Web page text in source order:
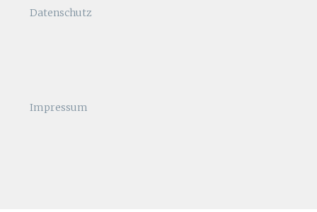
Datenschutz
Impressum